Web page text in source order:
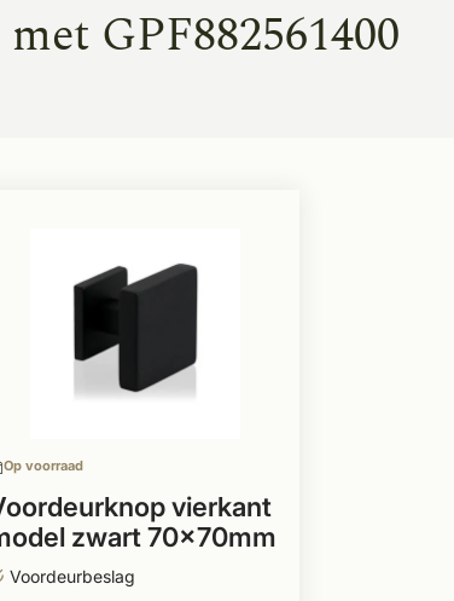
GPF882561400
Op voorraad
vierkant
zwart 70x70mm
Voordeurbeslag